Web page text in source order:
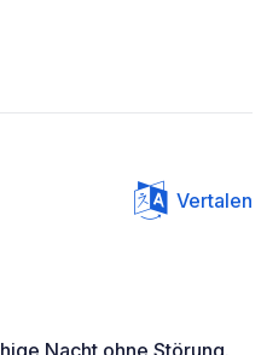
Vertalen
Nacht ohne Störung.